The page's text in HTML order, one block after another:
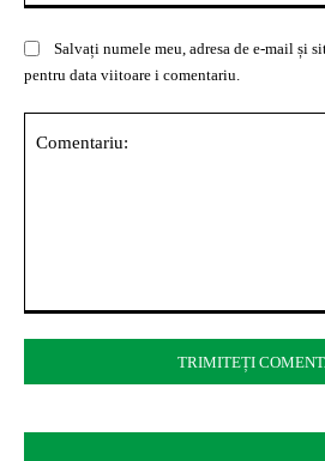
Salvați numele meu, adresa de e-mail și
pentru data viitoare i comentariu.